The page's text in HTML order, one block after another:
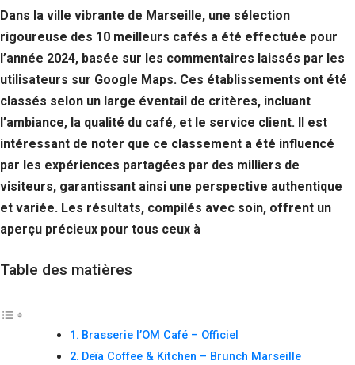
Dans la ville vibrante de Marseille, une sélection
rigoureuse des 10 meilleurs cafés a été effectuée pour
l’année 2024, basée sur les commentaires laissés par les
utilisateurs sur Google Maps. Ces établissements ont été
classés selon un large éventail de critères, incluant
l’ambiance, la qualité du café, et le service client. Il est
intéressant de noter que ce classement a été influencé
par les expériences partagées par des milliers de
visiteurs, garantissant ainsi une perspective authentique
et variée. Les résultats, compilés avec soin, offrent un
aperçu précieux pour tous ceux à
Table des matières
Brasserie l’OM Café – Officiel
Deïa Coffee & Kitchen – Brunch Marseille